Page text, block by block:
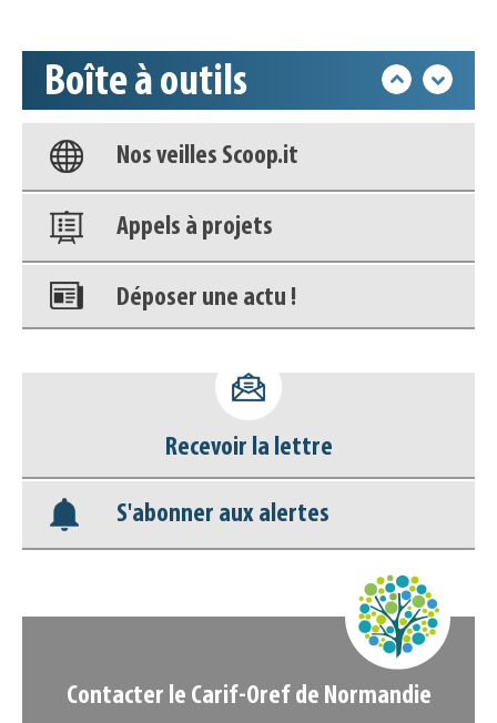
Boîte à outils
Base documentaire
Nos veilles Scoop.it
Appels à projets
Déposer une actu !
déconnecter)
Base documentaire
Nos veilles Scoop.it
Recevoir la lettre
S'abonner aux alertes
Contacter le Carif-Oref de Normandie